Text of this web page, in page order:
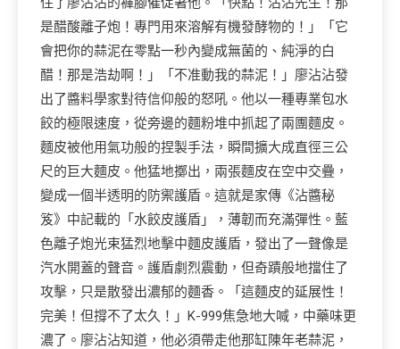
是醋酸離子炮！專門用來溶解有機發酵物的！」「它
會把你的蒜泥在零點一秒內變成無菌的、純淨的白
醋！那是浩劫啊！」「不准動我的蒜泥！」廖沾沾發
出了醬料學家對待信仰般的怒吼。他以一種專業包水
餃的極限速度，從旁邊的麵粉堆中抓起了兩團麵皮。
麵皮被他用氣功般的捏製手法，瞬間擴大成直徑三公
尺的巨大麵皮。他猛地擲出，兩張麵皮在空中交疊，
變成一個半透明的防禦護盾。這就是家傳《沾醬秘
笈》中記載的「水餃皮護盾」，薄韌而充滿彈性。藍
色離子炮光束猛烈地擊中麵皮護盾，發出了一聲像是
汽水開蓋的聲音。護盾劇烈震動，但奇蹟般地擋住了
攻擊，只是散發出濃郁的麵香。「這麵皮的延展性！
完美！但撐不了太久！」K-999焦急地大喊，中藥味更
濃了。廖沾沾知道，他必須帶走他那缸陳年老蒜泥，